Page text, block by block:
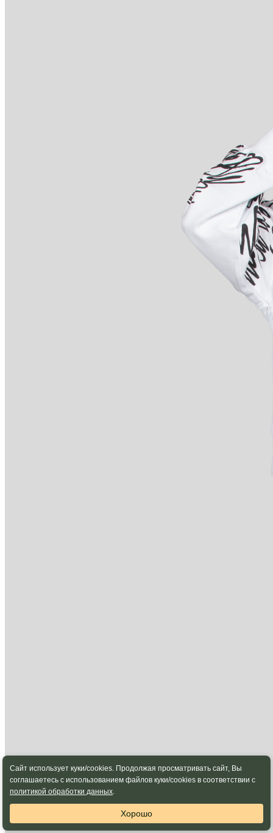
Сайт использует куки/cookies. Продолжая просматривать сайт, Вы
соглашаетесь с использованием файлов куки/cookies в соответствии с
политикой обработки данных.
Хорошо